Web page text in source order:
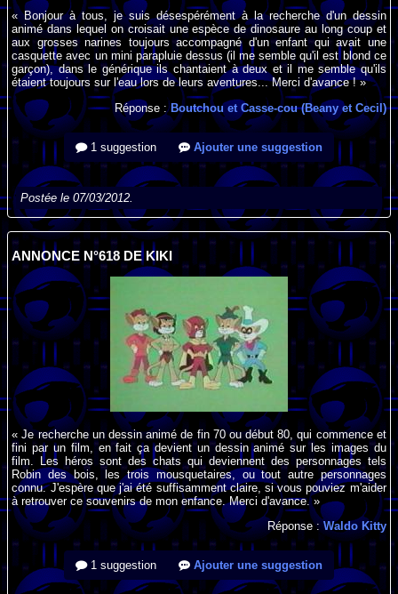
« Bonjour à tous, je suis désespérément à la recherche d'un dessin
animé dans lequel on croisait une espèce de dinosaure au long coup et
aux grosses narines toujours accompagné d'un enfant qui avait une
casquette avec un mini parapluie dessus (il me semble qu'il est blond ce
garçon), dans le générique ils chantaient à deux et il me semble qu'ils
étaient toujours sur l'eau lors de leurs aventures... Merci d'avance ! »
Réponse : Boutchou et Casse-cou (Beany et Cecil)
1 suggestion Ajouter une suggestion
Postée le 07/03/2012.
ANNONCE N°618 DE KIKI
« Je recherche un dessin animé de fin 70 ou début 80, qui commence et
fini par un film, en fait ça devient un dessin animé sur les images du
film. Les héros sont des chats qui deviennent des personnages tels
Robin des bois, les trois mousquetaires, ou tout autre personnages
connu. J'espère que j'ai été suffisamment claire, si vous pouviez m'aider
à retrouver ce souvenirs de mon enfance. Merci d'avance. »
Réponse :Waldo Kitty
1 suggestion Ajouter une suggestion